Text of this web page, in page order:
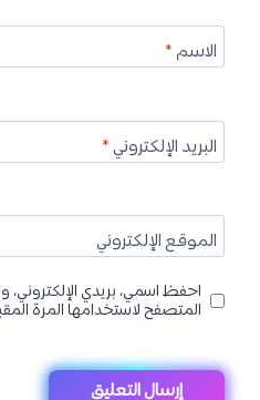
الاسم*
البريد الإلكتروني*
الموقع الإلكتروني
احفظ اسمي، بريدي الإلكتروني،
المتصفح لاستخدامها المرة